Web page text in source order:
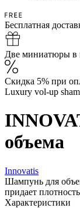
Бесплатная
Две миниатюры в
Скидка 5% при
Luxury vol-up
объема
Innovatis
Шампунь для
придает
Характеристики